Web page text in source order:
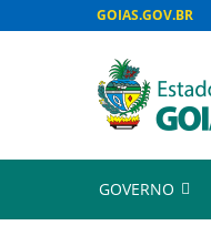
GOIAS.GOV.BR
GOVERNO